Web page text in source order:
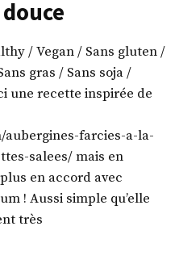
/ Vegan / Sans gluten /
gras / Sans soja /
une recette inspirée de
farcies-a-la-
salees/ mais en
en accord avec
! Aussi simple qu’elle
très